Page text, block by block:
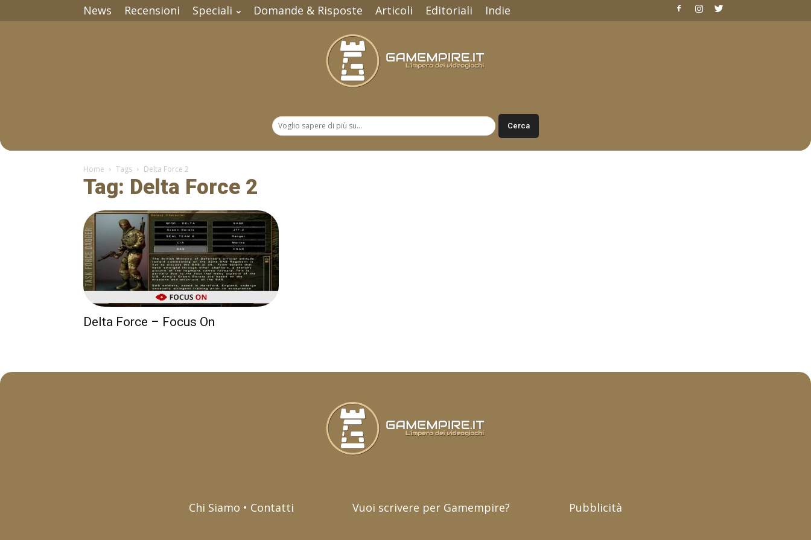
News Recensioni Speciali Domande & Risposte Articoli Editoriali Indie
Home Tags Delta Force 2
Tag: Delta Force 2
Delta Force – Focus On
Chi Siamo • Contatti Vuoi scrivere per Gamempire? Pubblicità